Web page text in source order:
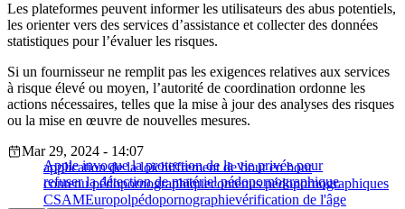
Les plateformes peuvent informer les utilisateurs des abus potentiels,
les orienter vers des services d’assistance et collecter des données
statistiques pour l’évaluer les risques.
Si un fournisseur ne remplit pas les exigences relatives aux services
à risque élevé ou moyen, l’autorité de coordination ordonne les
actions nécessaires, telles que la mise à jour des analyses des risques
ou la mise en œuvre de nouvelles mesures.
Apple invoque la protection de la vie privée pour
refuser la détection de matériel pédopornographique
Mar 29, 2024 - 14:07
application de la loichiffrement de bout en bout
contenu pédopornographiquecontenus pédopornographiques
CSAMEuropolpédopornographievérification de l'âge